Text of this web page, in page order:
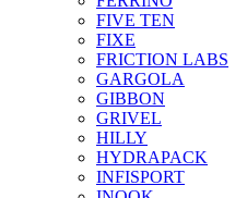
FIVE TEN
FIXE
FRICTION LABS
GARGOLA
GIBBON
GRIVEL
HILLY
HYDRAPACK
INFISPORT